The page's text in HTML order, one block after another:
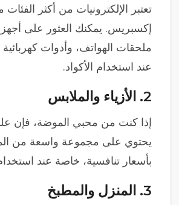
تعتبر الإلكترونيات من أكثر الفئات
إكسبريس. يمكنك العثور على
ملحقات الهواتف، وأدوات كهربائية
عند استخدام الأكواد.
2. الأزياء والملابس
إذا كنت من محبي الموضة، فإن
يحتوي على مجموعة واسعة من
بأسعار تنافسية، خاصة عند
3. المنزل والمطبخ